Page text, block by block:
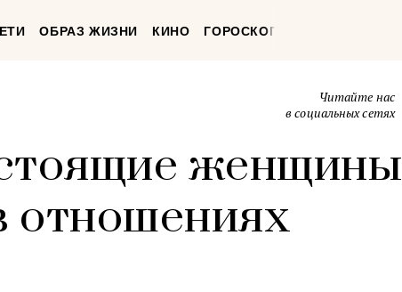
ОБРАЗ ЖИЗНИ КИНО ГОРОСКОП
Читайте нас
в социальных сетях
женщины
отношениях